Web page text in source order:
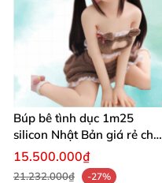
Búp bê tình dục 1m25
silicon Nhật Bản giá rẻ chất
lượng cao
15.500.000₫
21.232.000₫
-27%